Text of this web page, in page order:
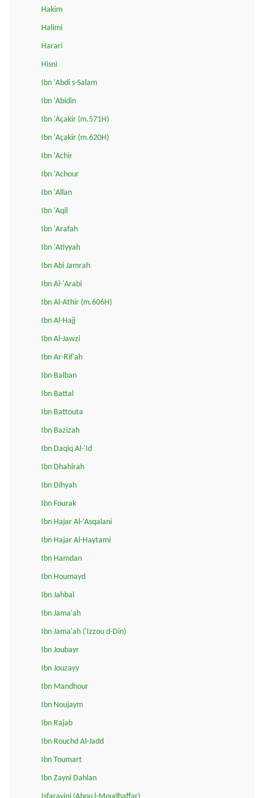
Hakim
Halimi
Harari
Hisni
Ibn 'Abdi s-Salam
Ibn 'Abidin
Ibn 'Açakir (m.571H)
Ibn 'Açakir (m.620H)
Ibn 'Achir
Ibn 'Achour
Ibn 'Allan
Ibn 'Aqil
Ibn 'Arafah
Ibn 'Atiyyah
Ibn Abi Jamrah
Ibn Al-'Arabi
Ibn Al-Athir (m.606H)
Ibn Al-Hajj
Ibn Al-Jawzi
Ibn Ar-Rif'ah
Ibn Balban
Ibn Battal
Ibn Battouta
Ibn Bazizah
Ibn Daqiq Al-'Id
Ibn Dhahirah
Ibn Dihyah
Ibn Fourak
Ibn Hajar Al-'Asqalani
Ibn Hajar Al-Haytami
Ibn Hamdan
Ibn Houmayd
Ibn Jahbal
Ibn Jama'ah
Ibn Jama'ah ('Izzou d-Din)
Ibn Joubayr
Ibn Jouzayy
Ibn Mandhour
Ibn Noujaym
Ibn Rajab
Ibn Rouchd Al-Jadd
Ibn Toumart
Ibn Zayni Dahlan